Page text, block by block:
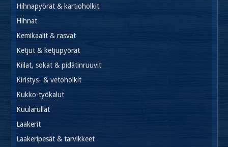
Hihnapyörät & kartioholkit
Hihnat
Kemikaalit & rasvat
Ketjut & ketjupyörät
Kiilat, sokat & pidätinruuvit
Kiristys- & vetoholkit
Kukko-työkalut
Kuularullat
Laakerit
Laakeripesät & tarvikkeet